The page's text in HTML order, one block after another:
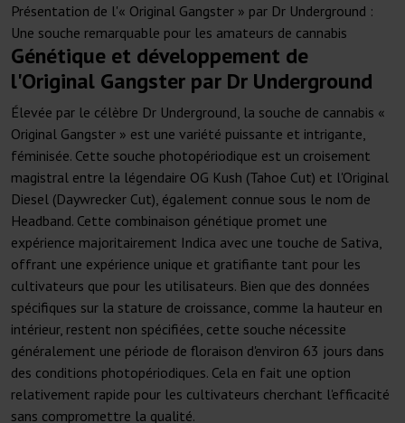
Présentation de l'« Original Gangster » par Dr Underground :
Une souche remarquable pour les amateurs de cannabis
Génétique et développement de
l'Original Gangster par Dr Underground
Élevée par le célèbre Dr Underground, la souche de cannabis «
Original Gangster » est une variété puissante et intrigante,
féminisée. Cette souche photopériodique est un croisement
magistral entre la légendaire OG Kush (Tahoe Cut) et l'Original
Diesel (Daywrecker Cut), également connue sous le nom de
Headband. Cette combinaison génétique promet une
expérience majoritairement Indica avec une touche de Sativa,
offrant une expérience unique et gratifiante tant pour les
cultivateurs que pour les utilisateurs. Bien que des données
spécifiques sur la stature de croissance, comme la hauteur en
intérieur, restent non spécifiées, cette souche nécessite
généralement une période de floraison d'environ 63 jours dans
des conditions photopériodiques. Cela en fait une option
relativement rapide pour les cultivateurs cherchant l'efficacité
sans compromettre la qualité.